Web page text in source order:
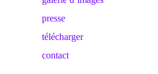
presse
télécharger
contact